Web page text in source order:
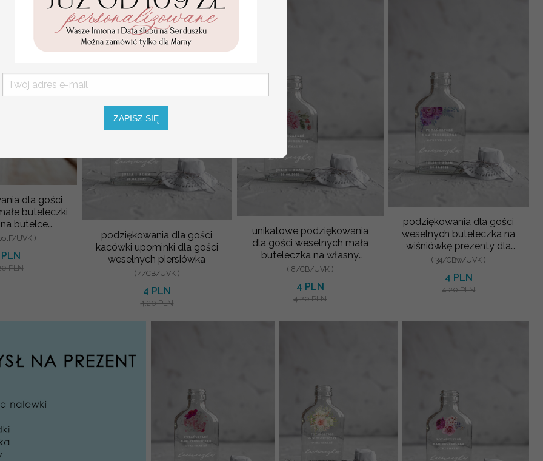
dla gości
buteleczki
butelce
dla gosci
UVK )
PLN
podziękowania dla gości
kacówki upominki dla gości
weselnych piersiówka
( 4/CB/UVK )
4 PLN
4.20 PLN
unikatowe podziękowania
dla gości weselnych mała
buteleczka na własny
alkohol wydruk na butelce
( 8/CB/UVK )
4 PLN
4.20 PLN
podziękowania dla gości
weselnych buteleczka na
wiśniówkę prezenty dla
gości weselnych wydruk
( 34/CBw/UVK )
4 PLN
4.20 PLN
ZAPISZ SIĘ